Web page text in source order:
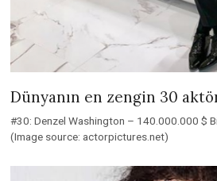
Dünyanın en zengin 30
#30: Denzel Washington – 140.000.000 $
(Image source: actorpictures.net)